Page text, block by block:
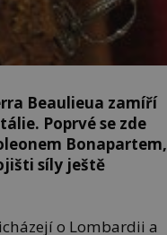
Beaulieua zamíří
Poprvé se zde
Bonapartem,
síly ještě
o Lombardii a